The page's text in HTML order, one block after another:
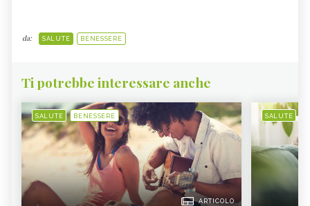
da: SALUTE BENESSERE
Ti potrebbe interessare anche
SALUTE BENESSERE
ARTICOLO
SALUTE